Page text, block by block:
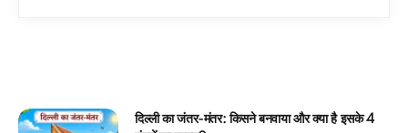
और क्या है इसके 4
घमंडी मोर और समझदार चिड़िया: